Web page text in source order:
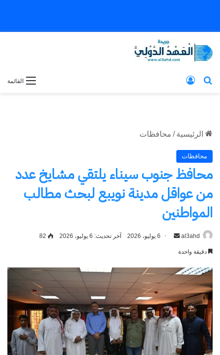
القائمة بحث عن
الرئيسية / محافظات
محافظات
محافظ جنوب سيناء يلتقي مشايخ عدد
من عواقل مدينة نويبع لبحث مطالب
المواطنين
al3ahd
أرسل 6 يوليو، 2026 آخر تحديث: 6 يوليو، 2026 82
دقيقة واحدة